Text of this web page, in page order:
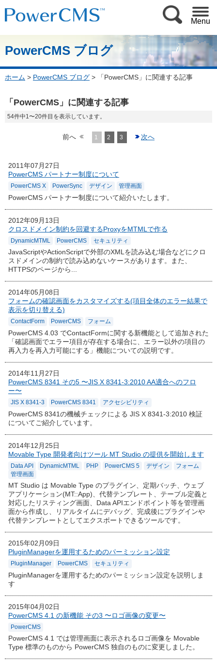
Menu
PowerCMS ブログ
ホーム > PowerCMS ブログ > 「PowerCMS」に関連する記事
「PowerCMS」に関連する記事
54件中1〜20件目を表示しています。
前へ 1 2 3 次へ
2011年07月27日
PowerCMS パートナー制度について
PowerCMS X PowerSync デザイン 管理画面
PowerCMS パートナー制度について紹介いたします。
2012年09月13日
クロスドメイン制約を回避するProxyをMTMLで作る
DynamicMTML PowerCMS セキュリティ
JavaScriptやActionScriptで外部のXMLを読み込む場合などにクロ
スドメインの制約で読み込めないケースがあります。また、
HTTPSのページから...
2014年05月08日
フォームの確認画面をカスタマイズする(項目全体のエラー結果で
表示を切り替える)
ContactForm PowerCMS フォーム
PowerCMS 4.03 でContactFormに関する新機能として追加された
「確認画面でエラー項目が存在する場合に、エラー以外の項目の
再入力を再入力可能にする」機能についての説明です。
2014年11月27日
PowerCMS 8341 その5 〜JIS X 8341-3:2010 AA適合へのフロ
ー〜
JIS X 8341-3 PowerCMS 8341 アクセシビリティ
PowerCMS 8341の機械チェックによる JIS X 8341-3:2010 検証
についてご紹介しています。
2014年12月25日
Movable Type 開発者向けツール MT Studio の提供を開始します
Data API DynamicMTML PHP PowerCMS 5 デザイン
フォーム
管理画面
MT Studio は Movable Type のプラグイン、定期バッチ、ウェブ
アプリケーション(MT::App)、代替テンプレート、テーブル定義と
対応したリスティング画面、Data APIエンドポイント等を管理画
面から作成し、リアルタイムにデバッグ、完成後にプラグインや
代替テンプレートとしてエクスポートできるツールです。
2015年02月09日
PluginManagerを運用するためのパーミッション設定
PluginManager PowerCMS セキュリティ
PluginManagerを運用するためのパーミッション設定を説明しま
す
2015年04月02日
PowerCMS 4.1 の新機能 その3 〜ロゴ画像の変更〜
PowerCMS
PowerCMS 4.1 では管理画面に表示されるロゴ画像を Movable
Type 標準のものから PowerCMS 独自のものに変更しました。